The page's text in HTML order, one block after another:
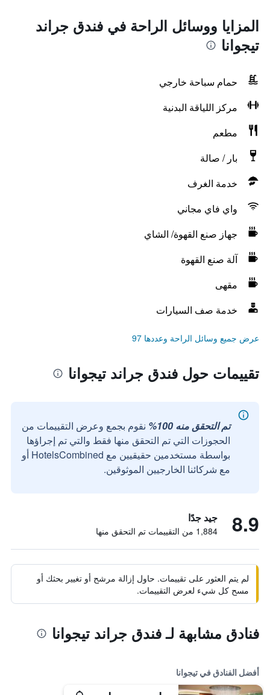
المزايا ووسائل الراحة في فندق جراند
تيجوانا
حمام سباحة خارجي
مركز اللياقة البدنية
مطعم
بار / صالة
خدمة الغرف
واي فاي مجاني
جهاز صنع القهوة/ الشاي
آلة صنع القهوة
مقهى
خدمة صف السيارات
عرض جميع وسائل الراحة وعددها 97
تقييمات حول فندق جراند تيجوانا
تم التحقق منه 100%
نقوم بجمع وعرض التقييمات من
الحجوزات التي تم التحقق منها فقط والتي تم إجراؤها
بواسطة مستخدمين حقيقيين مع HotelsCombined أو
مع شركائنا الخارجيين الموثوقين.
8.9 جيد جدًا
1,884 من التقييمات تم التحقق منها
لم يتم العثور على تقييمات. حاول إزالة مرشح أو تغيير بحثك أو
مسح كل شيء لعرض التقييمات.
فنادق مشابهة لـ فندق جراند تيجوانا
أفضل الفنادق في تيجوانا